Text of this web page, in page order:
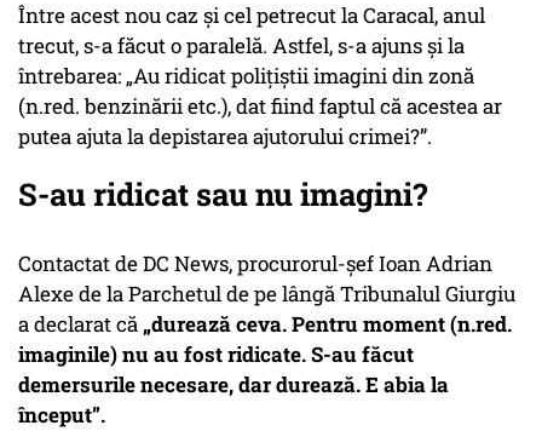
Între acest nou caz și cel petrecut la Caracal, anul
trecut, s-a făcut o paralelă. Astfel, s-a ajuns și la
întrebarea: „Au ridicat polițiștii imagini din zonă
(n.red. benzinării etc.), dat fiind faptul că acestea ar
putea ajuta la depistarea ajutorului crimei?”.
S-au ridicat sau nu imagini?
Contactat de DC News, procurorul-șef Ioan Adrian
Alexe de la Parchetul de pe lângă Tribunalul Giurgiu
a declarat că „durează ceva. Pentru moment (n.red.
imaginile) nu au fost ridicate. S-au făcut
demersurile necesare, dar durează. E abia la
început”.